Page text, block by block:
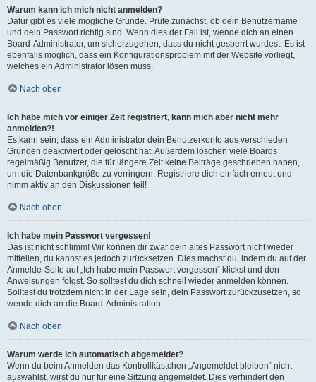
Warum kann ich mich nicht anmelden?
Dafür gibt es viele mögliche Gründe. Prüfe zunächst, ob dein Benutzername
und dein Passwort richtig sind. Wenn dies der Fall ist, wende dich an einen
Board-Administrator, um sicherzugehen, dass du nicht gesperrt wurdest. Es ist
ebenfalls möglich, dass ein Konfigurationsproblem mit der Website vorliegt,
welches ein Administrator lösen muss.
Nach oben
Ich habe mich vor einiger Zeit registriert, kann mich aber nicht mehr
anmelden?!
Es kann sein, dass ein Administrator dein Benutzerkonto aus verschieden
Gründen deaktiviert oder gelöscht hat. Außerdem löschen viele Boards
regelmäßig Benutzer, die für längere Zeit keine Beiträge geschrieben haben,
um die Datenbankgröße zu verringern. Registriere dich einfach erneut und
nimm aktiv an den Diskussionen teil!
Nach oben
Ich habe mein Passwort vergessen!
Das ist nicht schlimm! Wir können dir zwar dein altes Passwort nicht wieder
mitteilen, du kannst es jedoch zurücksetzen. Dies machst du, indem du auf der
Anmelde-Seite auf „Ich habe mein Passwort vergessen“ klickst und den
Anweisungen folgst. So solltest du dich schnell wieder anmelden können.
Solltest du trotzdem nicht in der Lage sein, dein Passwort zurückzusetzen, so
wende dich an die Board-Administration.
Nach oben
Warum werde ich automatisch abgemeldet?
Wenn du beim Anmelden das Kontrollkästchen „Angemeldet bleiben“ nicht
auswählst, wirst du nur für eine Sitzung angemeldet. Dies verhindert den